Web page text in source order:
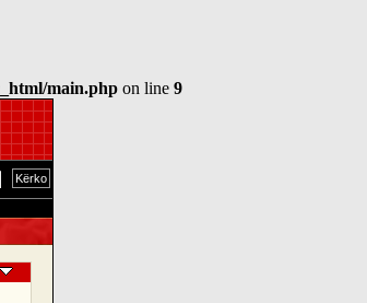
main.php on line 9